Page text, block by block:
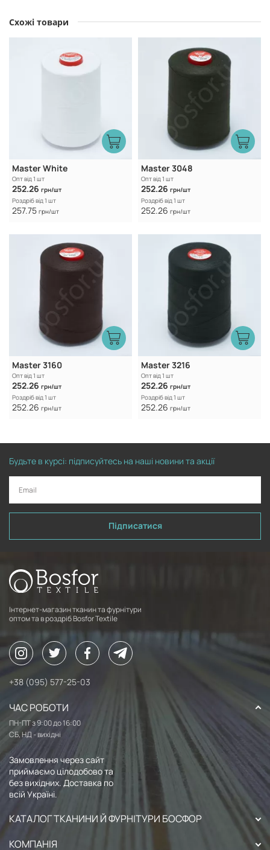
Схожі товари
Master White
Опт від 1 шт
252.26 грн/шт
Роздріб від 1 шт
257.75 грн/шт
Master 3048
Опт від 1 шт
252.26 грн/шт
Роздріб від 1 шт
252.26 грн/шт
Master 3160
Опт від 1 шт
252.26 грн/шт
Роздріб від 1 шт
252.26 грн/шт
Master 3216
Опт від 1 шт
252.26 грн/шт
Роздріб від 1 шт
252.26 грн/шт
Будьте в курсі: підписуйтесь на наші новини та акції
Підписатися
Інтернет-магазин тканин та фурнітури
оптом та в роздріб Bosfor Textile
+38 (095) 577-25-03
ЧАС РОБОТИ
ПН-ПТ з 9:00 до 16:00
СБ, НД - вихідні
Замовлення через сайт
приймаємо цілодобово та
без вихідних. Доставка по
всій Україні.
КАТАЛОГ ТКАНИНИ Й ФУРНІТУРИ БОСФОР
КОМПАНІЯ